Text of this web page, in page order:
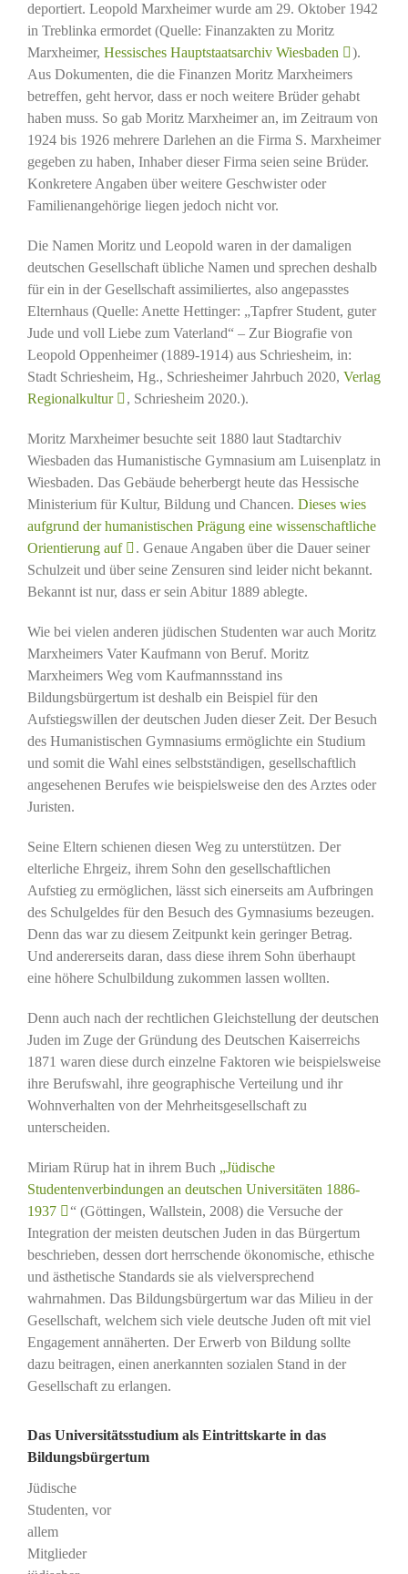
deportiert. Leopold Marxheimer wurde am 29. Oktober 1942
in Treblinka ermordet (Quelle: Finanzakten zu Moritz
Marxheimer, Hessisches Hauptstaatsarchiv Wiesbaden
).
Aus Dokumenten, die die Finanzen Moritz Marxheimers
betreffen, geht hervor, dass er noch weitere Brüder gehabt
haben muss. So gab Moritz Marxheimer an, im Zeitraum von
1924 bis 1926 mehrere Darlehen an die Firma S. Marxheimer
gegeben zu haben, Inhaber dieser Firma seien seine Brüder.
Konkretere Angaben über weitere Geschwister oder
Familienangehörige liegen jedoch nicht vor.
Die Namen Moritz und Leopold waren in der damaligen
deutschen Gesellschaft übliche Namen und sprechen deshalb
für ein in der Gesellschaft assimiliertes, also angepasstes
Elternhaus (Quelle: Anette Hettinger: „Tapfrer Student, guter
Jude und voll Liebe zum Vaterland“ – Zur Biografie von
Leopold Oppenheimer (1889-1914) aus Schriesheim, in:
Stadt Schriesheim, Hg., Schriesheimer Jahrbuch 2020, Verlag
Regionalkultur
, Schriesheim 2020.).
Moritz Marxheimer besuchte seit 1880 laut Stadtarchiv
Wiesbaden das Humanistische Gymnasium am Luisenplatz in
Wiesbaden. Das Gebäude beherbergt heute das Hessische
Ministerium für Kultur, Bildung und Chancen. Dieses wies
aufgrund der humanistischen Prägung eine wissenschaftliche
Orientierung auf
. Genaue Angaben über die Dauer seiner
Schulzeit und über seine Zensuren sind leider nicht bekannt.
Bekannt ist nur, dass er sein Abitur 1889 ablegte.
Wie bei vielen anderen jüdischen Studenten war auch Moritz
Marxheimers Vater Kaufmann von Beruf. Moritz
Marxheimers Weg vom Kaufmannsstand ins
Bildungsbürgertum ist deshalb ein Beispiel für den
Aufstiegswillen der deutschen Juden dieser Zeit. Der Besuch
des Humanistischen Gymnasiums ermöglichte ein Studium
und somit die Wahl eines selbstständigen, gesellschaftlich
angesehenen Berufes wie beispielsweise den des Arztes oder
Juristen.
Seine Eltern schienen diesen Weg zu unterstützen. Der
elterliche Ehrgeiz, ihrem Sohn den gesellschaftlichen
Aufstieg zu ermöglichen, lässt sich einerseits am Aufbringen
des Schulgeldes für den Besuch des Gymnasiums bezeugen.
Denn das war zu diesem Zeitpunkt kein geringer Betrag.
Und andererseits daran, dass diese ihrem Sohn überhaupt
eine höhere Schulbildung zukommen lassen wollten.
Denn auch nach der rechtlichen Gleichstellung der deutschen
Juden im Zuge der Gründung des Deutschen Kaiserreichs
1871 waren diese durch einzelne Faktoren wie beispielsweise
ihre Berufswahl, ihre geographische Verteilung und ihr
Wohnverhalten von der Mehrheitsgesellschaft zu
unterscheiden.
Miriam Rürup hat in ihrem Buch„Jüdische
Studentenverbindungen an deutschen Universitäten 1886-
1937
“ (Göttingen, Wallstein, 2008) die Versuche der
Integration der meisten deutschen Juden in das Bürgertum
beschrieben, dessen dort herrschende ökonomische, ethische
und ästhetische Standards sie als vielversprechend
wahrnahmen. Das Bildungsbürgertum war das Milieu in der
Gesellschaft, welchem sich viele deutsche Juden oft mit viel
Engagement annäherten. Der Erwerb von Bildung sollte
dazu beitragen, einen anerkannten sozialen Stand in der
Gesellschaft zu erlangen.
Das Universitätsstudium als Eintrittskarte in das
Bildungsbürgertum
Jüdische
Studenten, vor
allem
Mitglieder